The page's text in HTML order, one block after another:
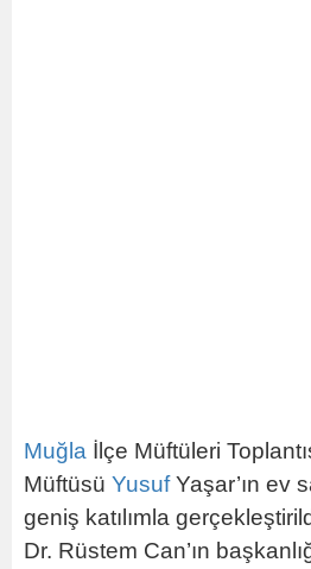
Muğla İlçe Müftüleri
Müftüsü YusufYaşar’ın ev
geniş katılımla
Dr. Rüstem Can’ın